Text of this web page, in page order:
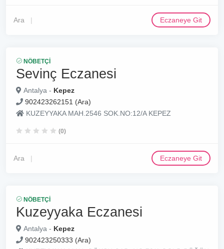
Ara Eczaneye Git
NÖBETÇI
Sevinç Eczanesi
Antalya - Kepez
902423262151 (Ara)
KUZEYYAKA MAH.2546 SOK.NO:12/A KEPEZ
(0)
Ara Eczaneye Git
NÖBETÇI
Kuzeyyaka Eczanesi
Antalya - Kepez
902423250333 (Ara)